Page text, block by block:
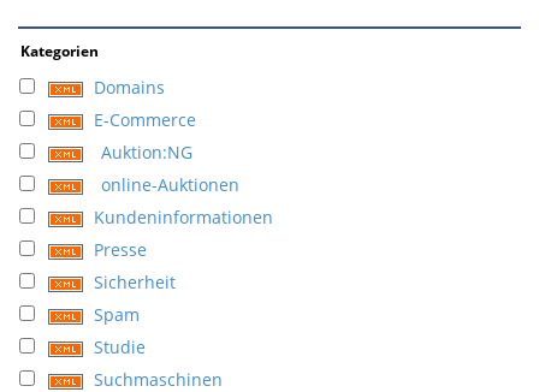
Kategorien
Domains
E-Commerce
Auktion:NG
online-Auktionen
Kundeninformationen
Presse
Sicherheit
Spam
Studie
Suchmaschinen